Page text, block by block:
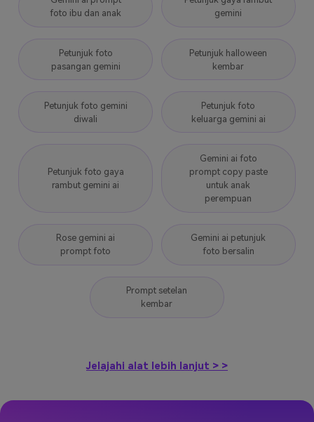
foto ibu dan anak
gemini
Petunjuk foto
pasangan gemini
Petunjuk halloween
kembar
Petunjuk foto gemini
diwali
Petunjuk foto
keluarga gemini ai
Petunjuk foto gaya
rambut gemini ai
Gemini ai foto
prompt copy paste
untuk anak
perempuan
Rose gemini ai
prompt foto
Gemini ai petunjuk
foto bersalin
Prompt setelan
kembar
Jelajahi alat lebih lanjut > >